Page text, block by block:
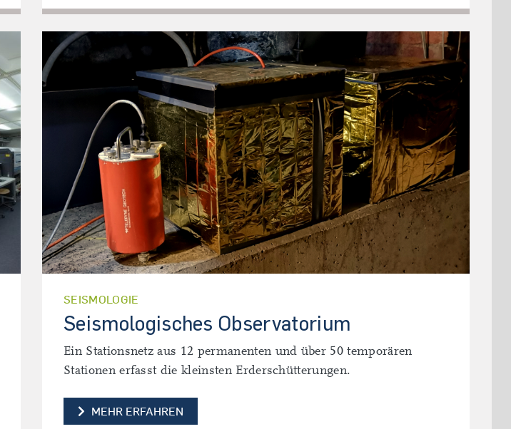
SEISMOLOGIE
Seismologisches Observatorium
Ein Stationsnetz aus 12 permanenten und über 50 temporären
Stationen erfasst die kleinsten Erderschütterungen.
MEHR ERFAHREN